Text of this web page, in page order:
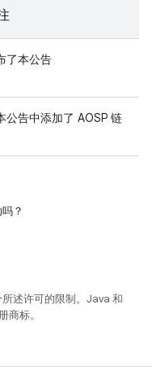
了本公告
公告中添加了 AOSP 链
？
述许可的限制。Java 和
商标。